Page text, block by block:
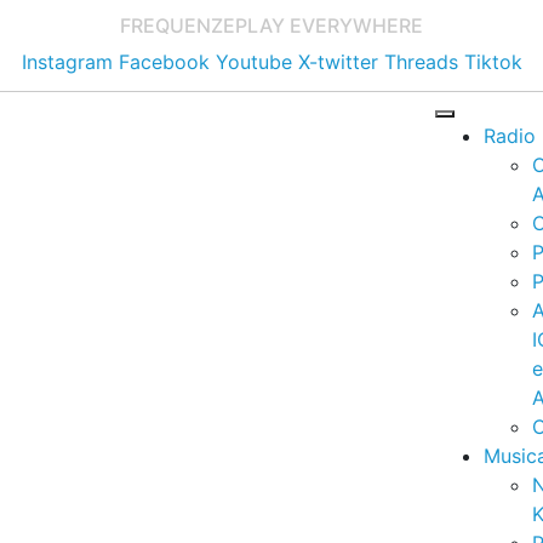
FREQUENZEPLAY EVERYWHERE
Instagram Facebook Youtube X-twitter Threads Tiktok
Radio
e